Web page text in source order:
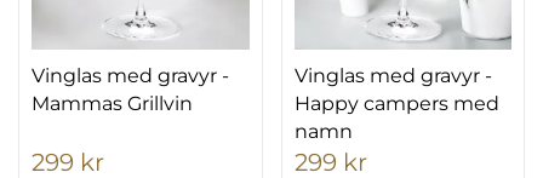
Vinglas med gravyr -
Mammas Grillvin
299 kr
Vinglas med gravyr -
Happy campers med
namn
299 kr